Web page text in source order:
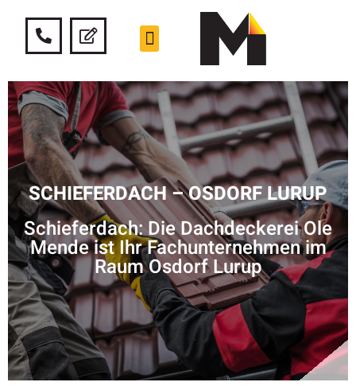
SCHIEFERDACH – OSDORF LURUP
Schieferdach: Die Dachdeckerei Ole
Mende ist Ihr Fachunternehmen im
Raum Osdorf Lurup